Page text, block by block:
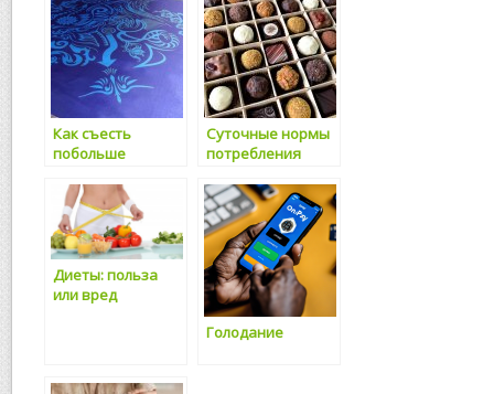
Как съесть
побольше
Суточные нормы
потребления
минералов
Диеты: польза
или вред
Голодание